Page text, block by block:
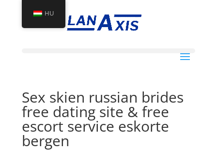
Sex skien russian brides
free dating site & free
escort service eskorte
bergen
HU